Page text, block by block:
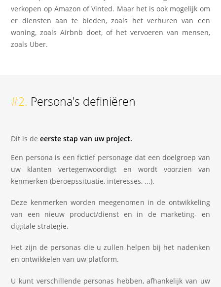
verkopen op Amazon of Vinted. Maar het is ook mogelijk om
er diensten aan te bieden, zoals het verhuren van een
woning, zoals Airbnb doet, of het vervoeren van mensen,
zoals Uber.
#2. Persona's definiëren
Dit is deeerste stap van uw project.
Een persona is een fictief personage dat een doelgroep van
uw klanten vertegenwoordigt en wordt voorzien van
kenmerken (beroepssituatie, interesses, ...).
Deze kenmerken worden meegenomen in de ontwikkeling
van een nieuw product/dienst en in de marketing- en
digitale strategie.
Het zijn de personas die u zullen helpen bij het nadenken
en ontwikkelen van uw platform.
U kunt verschillende personas hebben, afhankelijk van uw